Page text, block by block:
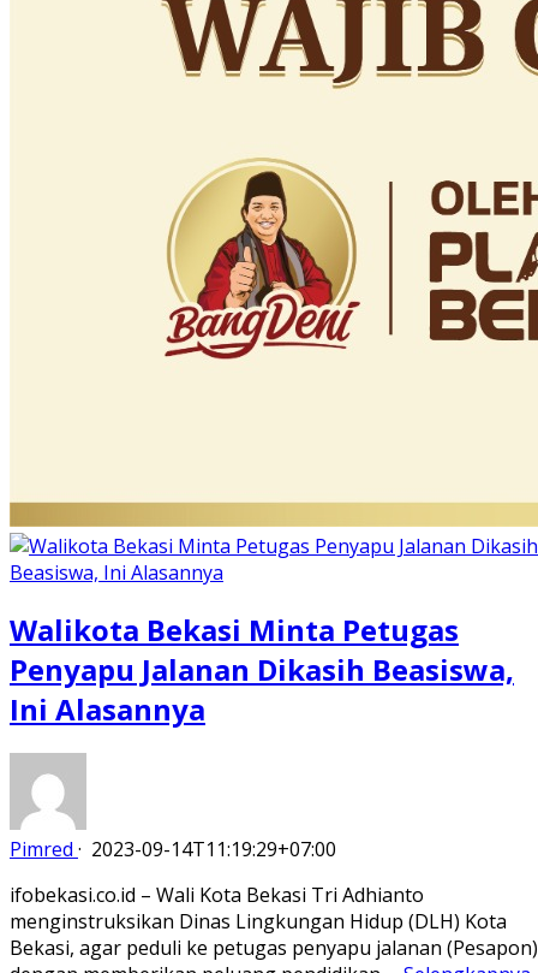
Walikota Bekasi Minta Petugas
Penyapu Jalanan Dikasih Beasiswa,
Ini Alasannya
Pimred · 2023-09-14T11:19:29+07:00
ifobekasi.co.id – Wali Kota Bekasi Tri Adhianto
menginstruksikan Dinas Lingkungan Hidup (DLH) Kota
Bekasi, agar peduli ke petugas penyapu jalanan (Pesapon)